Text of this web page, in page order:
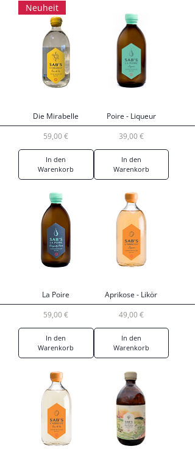
Neuheit
Die Mirabelle
Preis
59,00 €
In den
Warenkorb
Poire - Liqueur
Preis
39,00 €
In den
Warenkorb
La Poire
Preis
59,00 €
In den
Warenkorb
Aprikose - Likör
Preis
49,00 €
In den
Warenkorb